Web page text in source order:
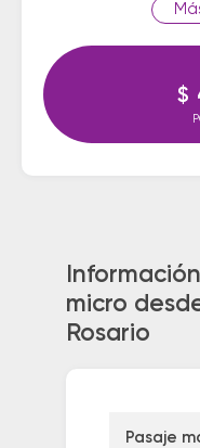
$
micro
Rosario
Pasaje